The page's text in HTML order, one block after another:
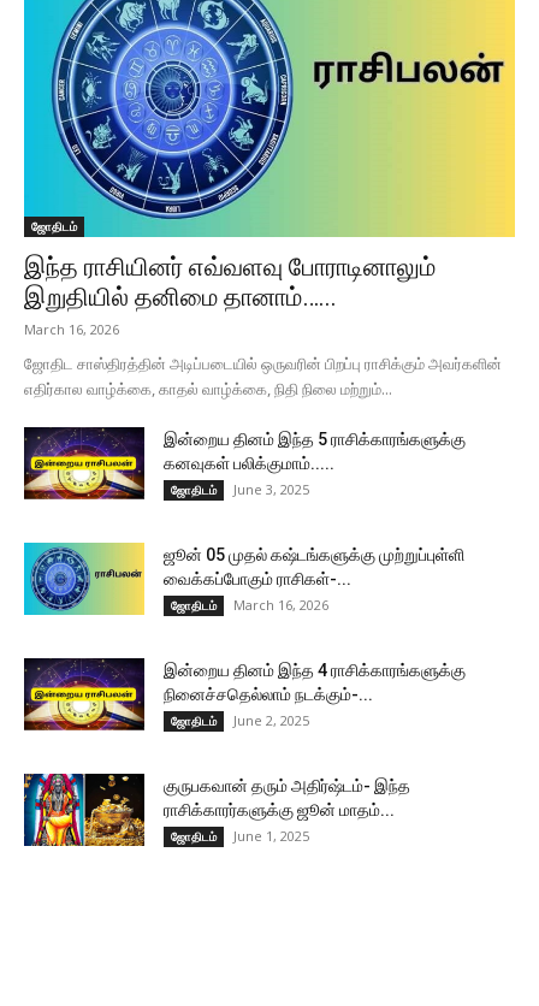
ஜோதிடம்
இந்த ராசியினர் எவ்வளவு போராடினாலும்
இறுதியில் தனிமை தானாம்…...
March 16, 2026
ஜோதிட சாஸ்திரத்தின் அடிப்படையில் ஒருவரின் பிறப்பு ராசிக்கும் அவர்களின்
எதிர்கால வாழ்க்கை, காதல் வாழ்க்கை, நிதி நிலை மற்றும்...
இன்றைய தினம் இந்த 5 ராசிக்காரங்களுக்கு
கனவுகள் பலிக்குமாம்.....
ஜோதிடம் June 3, 2025
ஜூன் 05 முதல் கஷ்டங்களுக்கு முற்றுப்புள்ளி
வைக்கப்போகும் ராசிகள்-...
ஜோதிடம் March 16, 2026
இன்றைய தினம் இந்த 4 ராசிக்காரங்களுக்கு
நினைச்சதெல்லாம் நடக்கும்-...
ஜோதிடம் June 2, 2025
குருபகவான் தரும் அதிர்ஷ்டம்- இந்த
ராசிக்காரர்களுக்கு ஜூன் மாதம்...
ஜோதிடம் June 1, 2025